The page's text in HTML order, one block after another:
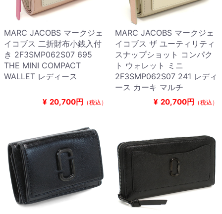
MARC JACOBS マークジェ
イコブス 二折財布小銭入付
き 2F3SMP062S07 695
THE MINI COMPACT
WALLET レディース
¥ 20,700円 （税込）
MARC JACOBS マークジェ
イコブス ザ ユーティリティ
スナップショット コンパク
ト ウォレット ミニ
2F3SMP062S07 241 レディ
ース カーキ マルチ
¥ 20,700円 （税込）